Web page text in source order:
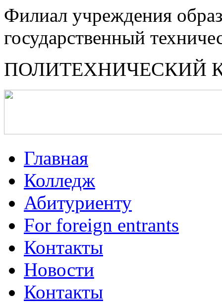
Филиал учреждения
государственный
ПОЛИТЕХНИЧЕСКИЙ
Главная
Колледж
Абитуриенту
For foreign entrants
Контакты
Новости
Контакты